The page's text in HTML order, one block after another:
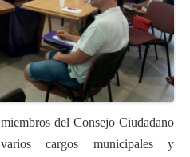
del Consejo Ciudadano
cargos municipales y